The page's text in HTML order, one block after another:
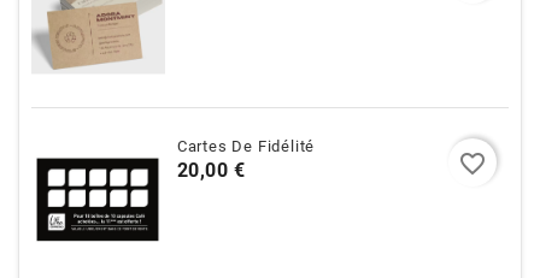
Cartes De Fidélité
20,00 €Prix favorite_border